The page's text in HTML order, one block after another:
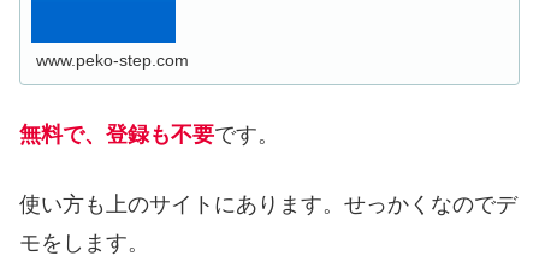
www.peko-step.com
無料で、登録も不要です。
使い方も上のサイトにあります。せっかくなのでデ
モをします。